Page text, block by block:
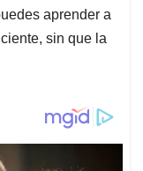
aprender a
sin que la